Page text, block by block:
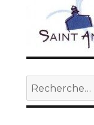
Recherche
pour :